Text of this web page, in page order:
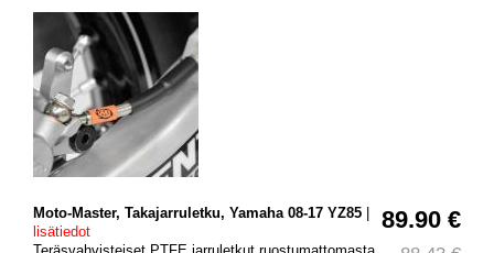
89.90 €
Moto-Master, Takajarruletku, Yamaha 08-17 YZ85
lisätiedot